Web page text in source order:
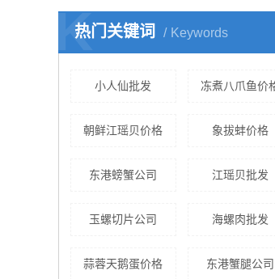
热门关键词 Keywords
K
小人仙批发 冻煮八爪鱼价
朝鲜江瑶贝价格 象拔蚌价格
东港螃蟹公司 江瑶贝批发
玉螺切片公司 海螺肉批发
蒜蓉天鹅蛋价格 东港蟹腿公司